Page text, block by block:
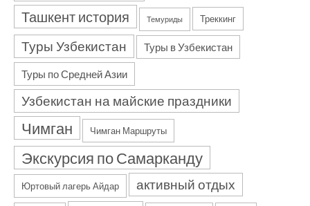
Ташкент история Темуриды Треккинг
Туры Узбекистан Туры в Узбекистан
Туры по Средней Азии
Узбекистан на майские праздники
Чимган Чимган Маршруты
Экскурсия по Самарканду
Юртовый лагерь Айдар активный отдых